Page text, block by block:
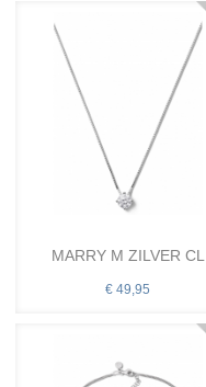
MARRY M ZILVER CL
€ 49,95